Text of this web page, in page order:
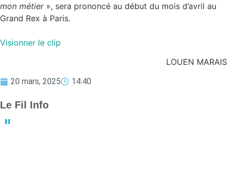
mon métier», sera prononcé au début du mois d’avril au
Grand Rex à Paris.
Visionner le clip
LOUEN MARAIS
20 mars, 2025 14:40
Le Fil Info